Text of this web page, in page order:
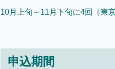
10月上旬～11月下旬に4回（東
申込期間